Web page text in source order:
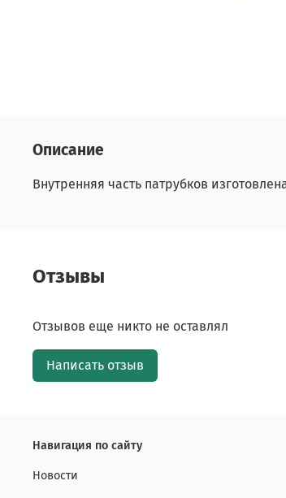
Описание
Внутренняя часть патрубков
Отзывы
Отзывов еще никто не оставлял
Написать отзыв
Навигация по сайту
Новости